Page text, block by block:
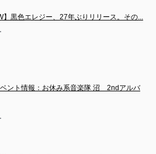
】黒色エレジー、27年ぶりリリース。その...
ベント情報：お休み系音楽隊 沼　2ndアルバ